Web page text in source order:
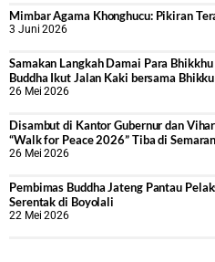
Mimbar Agama Khonghucu: Pikiran
3 Juni 2026
Samakan Langkah Damai Para
Buddha Ikut Jalan Kaki bersama Bhikku
26 Mei 2026
Disambut di Kantor Gubernur dan
“Walk for Peace 2026” Tiba di
26 Mei 2026
‎Pembimas Buddha Jateng Pantau
Serentak di Boyolali
22 Mei 2026